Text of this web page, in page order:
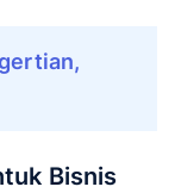
Bisnis